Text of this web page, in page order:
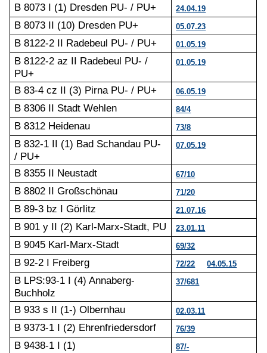
B 8073 I (1) Dresden PU- / PU+ 24.04.19
B 8073 II (10) Dresden PU+ 05.07.23
B 8122-2 II Radebeul PU- / PU+ 01.05.19
B 8122-2 az II Radebeul PU- /
PU+
01.05.19
B 83-4 cz II (3) Pirna PU- / PU+ 06.05.19
B 8306 II Stadt Wehlen 84/4
B 8312 Heidenau 73/8
B 832-1 II (1) Bad Schandau PU-
/ PU+
07.05.19
B 8355 II Neustadt 67/10
B 8802 II Großschönau 71/20
B 89-3 bz I Görlitz 21.07.16
B 901 y II (2) Karl-Marx-Stadt, PU 23.01.11
B 9045 Karl-Marx-Stadt 69/32
B 92-2 I Freiberg 72/22 04.05.15
B LPS:93-1 I (4) Annaberg-
Buchholz
37/681
B 933 s II (1-) Olbernhau 02.03.11
B 9373-1 I (2) Ehrenfriedersdorf 76/39
B 9438-1 I (1)
87/-